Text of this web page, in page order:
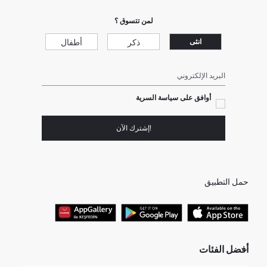
لمن تتسوق ؟
انثى ذكر أطفال
البريد الإلكتروني
أوافق على سياسة السرية
!إشترك الآن
حمل التطبيق
أفضل الفئات